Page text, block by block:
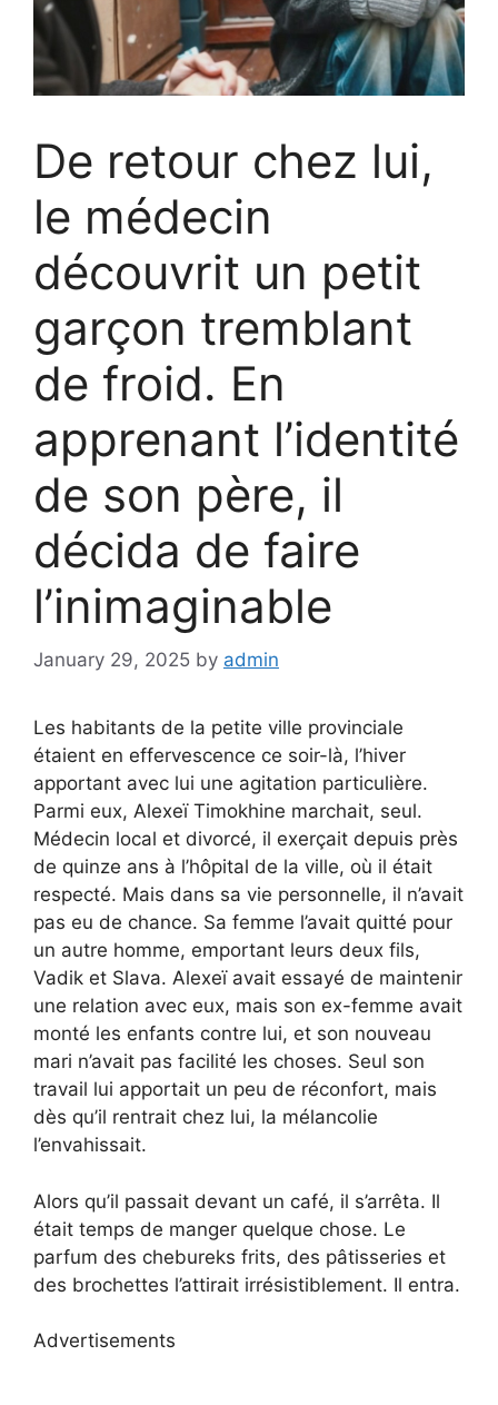
De retour chez lui,
le médecin
découvrit un petit
garçon tremblant
de froid. En
apprenant l’identité
de son père, il
décida de faire
l’inimaginable
January 29, 2025 by admin
Les habitants de la petite ville provinciale
étaient en effervescence ce soir-là, l’hiver
apportant avec lui une agitation particulière.
Parmi eux, Alexeï Timokhine marchait, seul.
Médecin local et divorcé, il exerçait depuis près
de quinze ans à l’hôpital de la ville, où il était
respecté. Mais dans sa vie personnelle, il n’avait
pas eu de chance. Sa femme l’avait quitté pour
un autre homme, emportant leurs deux fils,
Vadik et Slava. Alexeï avait essayé de maintenir
une relation avec eux, mais son ex-femme avait
monté les enfants contre lui, et son nouveau
mari n’avait pas facilité les choses. Seul son
travail lui apportait un peu de réconfort, mais
dès qu’il rentrait chez lui, la mélancolie
l’envahissait.
Alors qu’il passait devant un café, il s’arrêta. Il
était temps de manger quelque chose. Le
parfum des chebureks frits, des pâtisseries et
des brochettes l’attirait irrésistiblement. Il entra.
Advertisements